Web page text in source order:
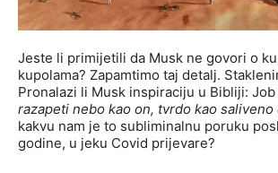
Jeste li primijetili da Musk ne govori o
kupolama? Zapamtimo taj detalj.
Pronalazi li Musk inspiraciju u Bibliji: Job
razapeti nebo kao on, tvrdo kao saliveno
kakvu nam je to subliminalnu poruku
godine, u jeku Covid prijevare?